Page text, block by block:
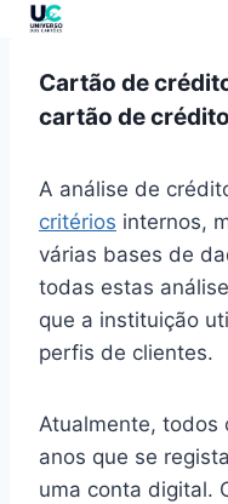
Cartão de
cartão de
A análise de
critérios internos,
várias bases de
todas estas
que a instituição
perfis de clientes.
Atualmente, todos
anos que se
uma conta digital.